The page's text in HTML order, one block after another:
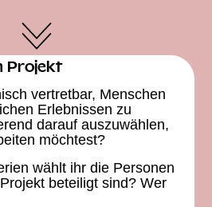
Projekt
vertretbar, Menschen
Erlebnissen zu
darauf auszuwählen,
möchtest?
wählt ihr die Personen
beteiligt sind? Wer